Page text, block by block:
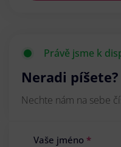
Právě jsme k
Neradi píšete?
Nechte nám na sebe
Vaše jméno *